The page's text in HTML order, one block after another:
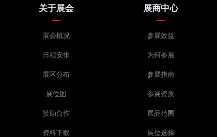
关于展会
展会概况
日程安排
展区分布
展位图
赞助合作
资料下载
展商中心
参展效益
为何参展
参展指南
参展资质
展品范围
展位选择